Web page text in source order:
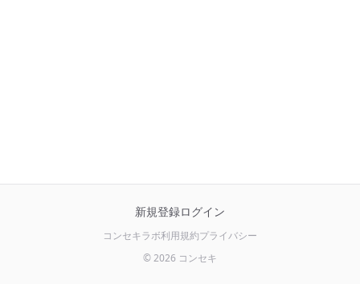
新規登録ログイン
コンセキラボ利用規約プライバシー
© 2026 コンセキ